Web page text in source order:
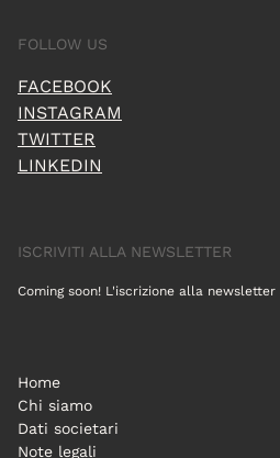
FOLLOW US
FACEBOOK
INSTAGRAM
TWITTER
LINKEDIN
ISCRIVITI ALLA NEWSLETTER
Coming soon! L'iscrizione alla
Home
Chi siamo
Dati societari
Note legali